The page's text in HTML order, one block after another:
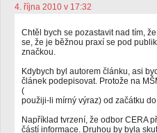
4. října 2010 v 17:32
Chtěl bych se pozastavit nad tím,
se, že je běžnou praxí se pod
značkou.
Kdybych byl autorem článku, asi
článek podepisovat. Protože na
(
použiji-li mírný výraz) od začátku
Například tvrzení, že odbor CERA
částí informace. Druhou by byla